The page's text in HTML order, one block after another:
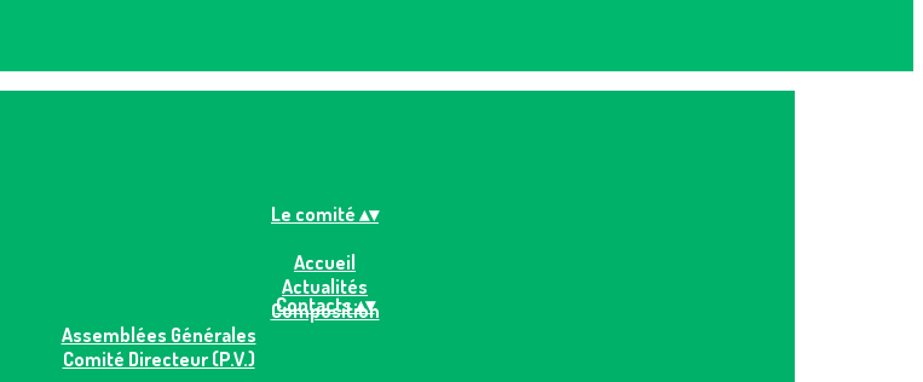
Le comité ▴▾
Accueil
Actualités
Composition
Assemblées Générales
Comité Directeur (P.V.)
Contacts▴▾